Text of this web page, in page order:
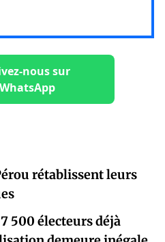
nous sur
WhatsApp
rétablissent leurs
500 électeurs déjà